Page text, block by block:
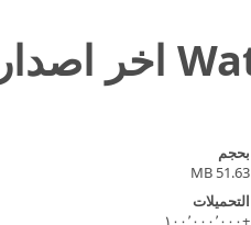
بحجم
51.63 MB
التحميلات
+١٠٠٬٠٠٠٬٠٠٠